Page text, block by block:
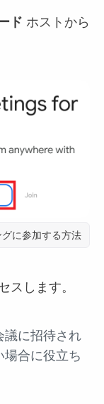
ド ホストから
に参加する方法
スします。
議に招待され
合に役立ち